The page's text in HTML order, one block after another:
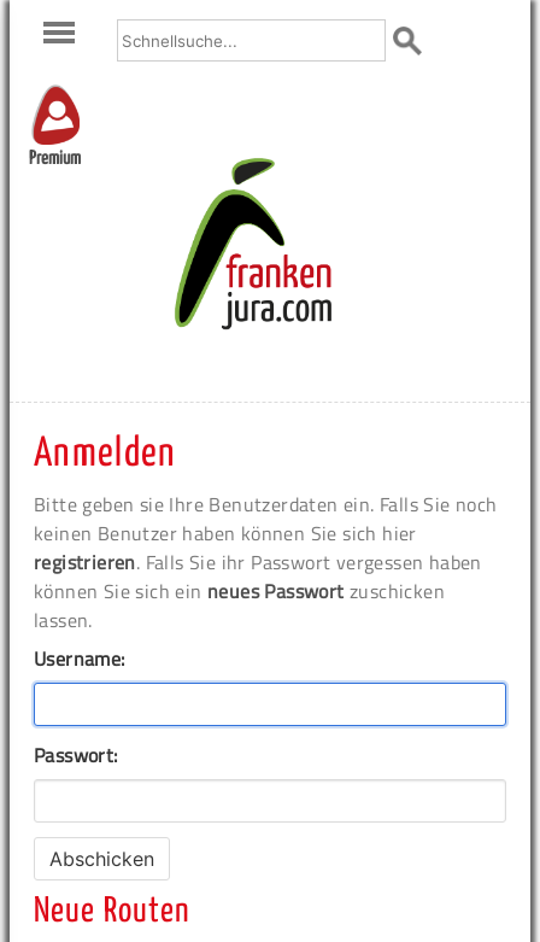
Premium
Anmelden
Bitte geben sie Ihre Benutzerdaten ein. Falls Sie noch
keinen Benutzer haben können Sie sich hier
registrieren. Falls Sie ihr Passwort vergessen haben
können Sie sich ein neues Passwort zuschicken
lassen.
Username:
Passwort:
Neue Routen